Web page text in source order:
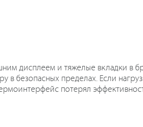
дисплеем и тяжелые вкладки в
в безопасных пределах. Если
потерял